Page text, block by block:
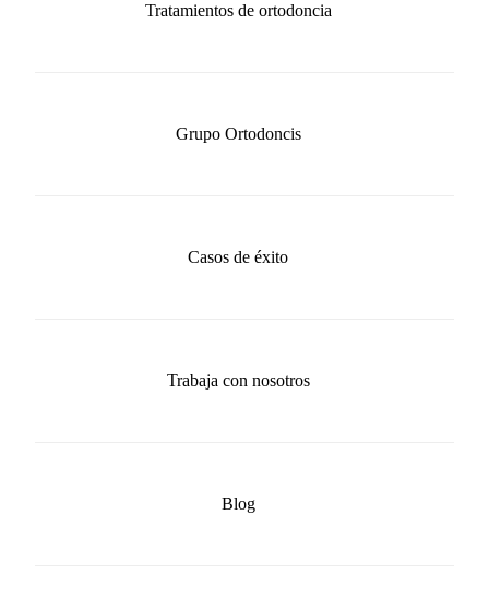
Tratamientos de ortodoncia
Grupo Ortodoncis
Casos de éxito
Trabaja con nosotros
Blog